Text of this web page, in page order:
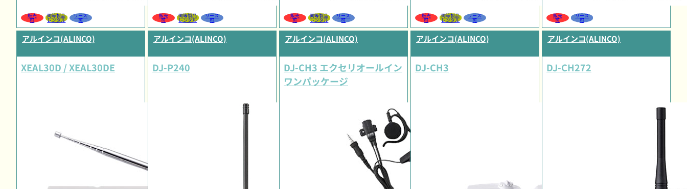
販売
可
同等製品
レンタル
リース
可
販売
可
同等製品
レンタル
リース
可
販売
可
同等製品
レンタル
リース
可
販売
可
同等製品
レンタル
リース
可
販売
可
リース
可
アルインコ(ALINCO)
XEAL30D / XEAL30DE
アルインコ(ALINCO)
DJ-P240
アルインコ(ALINCO)
DJ-CH3 エクセリオールイン
ワンパッケージ
アルインコ(ALINCO)
DJ-CH3
アルインコ(ALINCO)
DJ-CH272